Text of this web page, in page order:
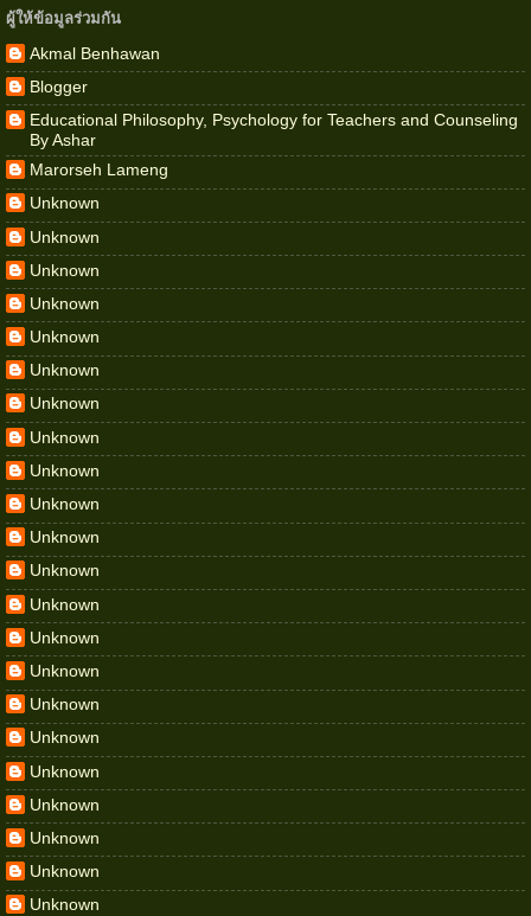
ผู้ให้ข้อมูลร่วมกัน
Akmal Benhawan
Blogger
Educational Philosophy, Psychology for Teachers and Counseling
By Ashar
Marorseh Lameng
Unknown
Unknown
Unknown
Unknown
Unknown
Unknown
Unknown
Unknown
Unknown
Unknown
Unknown
Unknown
Unknown
Unknown
Unknown
Unknown
Unknown
Unknown
Unknown
Unknown
Unknown
Unknown